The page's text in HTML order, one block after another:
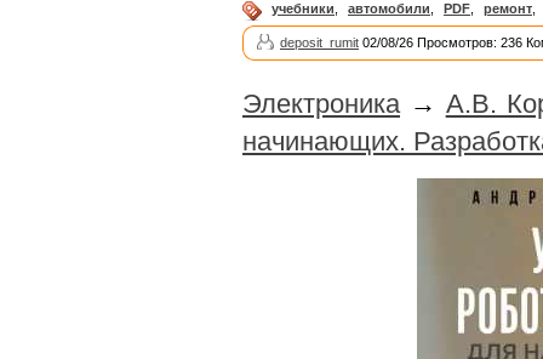
учебники, автомобили, PDF, ремонт,
deposit_rumit 02/08/26 Просмотров: 236
Электроника → А.В.
начинающих.